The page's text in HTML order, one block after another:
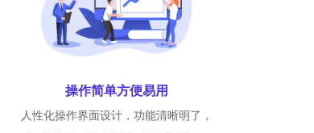
操作简单方便易用
人性化操作界面设计，功能清晰明了，